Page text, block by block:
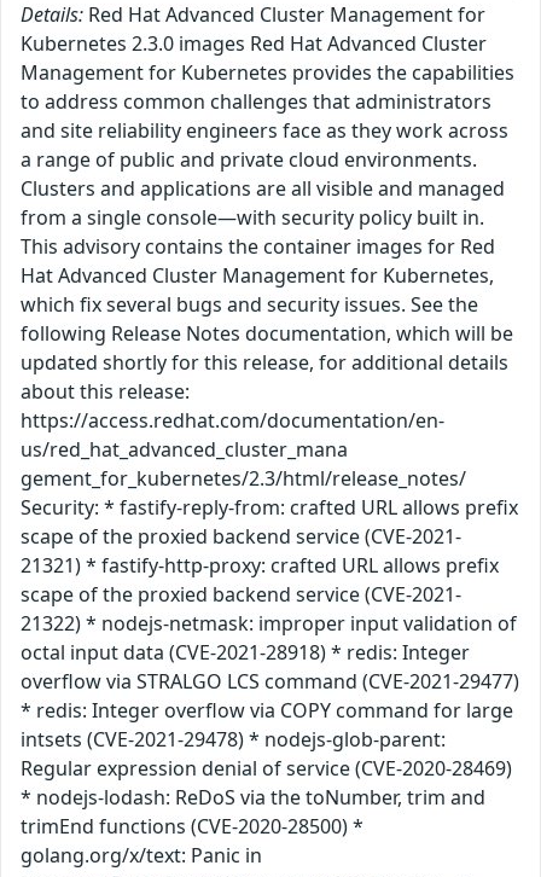
Details: Red Hat Advanced Cluster Management for
Kubernetes 2.3.0 images Red Hat Advanced Cluster
Management for Kubernetes provides the capabilities
to address common challenges that administrators
and site reliability engineers face as they work across
a range of public and private cloud environments.
Clusters and applications are all visible and managed
from a single console—with security policy built in.
This advisory contains the container images for Red
Hat Advanced Cluster Management for Kubernetes,
which fix several bugs and security issues. See the
following Release Notes documentation, which will be
updated shortly for this release, for additional details
about this release:
https://access.redhat.com/documentation/en-
us/red_hat_advanced_cluster_mana
gement_for_kubernetes/2.3/html/release_notes/
Security: * fastify-reply-from: crafted URL allows prefix
scape of the proxied backend service (CVE-2021-
21321) * fastify-http-proxy: crafted URL allows prefix
scape of the proxied backend service (CVE-2021-
21322) * nodejs-netmask: improper input validation of
octal input data (CVE-2021-28918) * redis: Integer
overflow via STRALGO LCS command (CVE-2021-29477)
* redis: Integer overflow via COPY command for large
intsets (CVE-2021-29478) * nodejs-glob-parent:
Regular expression denial of service (CVE-2020-28469)
* nodejs-lodash: ReDoS via the toNumber, trim and
trimEnd functions (CVE-2020-28500) *
golang.org/x/text: Panic in